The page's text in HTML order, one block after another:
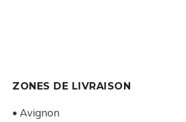
ZONES DE LIVRAISON
• Avignon